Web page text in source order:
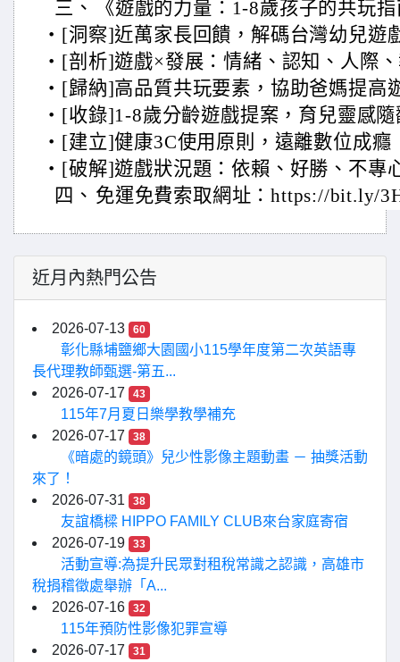
三、
《遊戲的力量：1-8歲孩子的共玩
‧[洞察]近萬家長回饋，解碼台灣幼兒遊
‧[剖析]遊戲×發展：情緒、認知、人際
‧[歸納]高品質共玩要素，協助爸媽提高
‧[收錄]1-8歲分齡遊戲提案，育兒靈感隨
‧[建立]健康3C使用原則，遠離數位成癮
‧[破解]遊戲狀況題：依賴、好勝、不專
四、 免運免費索取網址：https://bit.ly/
近月內熱門公告
2026-07-13 60
彰化縣埔鹽鄉大園國小115學年度第二次英語專
長代理教師甄選-第五...
2026-07-17
43
115年7月夏日樂學教學補充
2026-07-17
38
《暗處的鏡頭》兒少性影像主題動畫 － 抽獎活動
來了！
2026-07-31
38
友誼橋樑 HIPPO FAMILY CLUB來台家庭寄宿
2026-07-19
33
活動宣導:為提升民眾對租稅常識之認識，高雄市
稅捐稽徵處舉辦「A...
2026-07-16
32
115年預防性影像犯罪宣導
2026-07-17
31